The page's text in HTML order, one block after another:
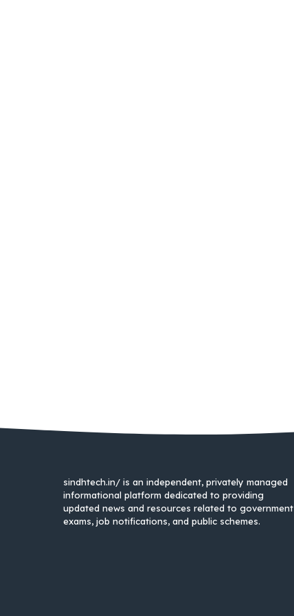
sindhtech.in/ is an independent, privately managed
informational platform dedicated to providing
updated news and resources related to government
exams, job notifications, and public schemes.